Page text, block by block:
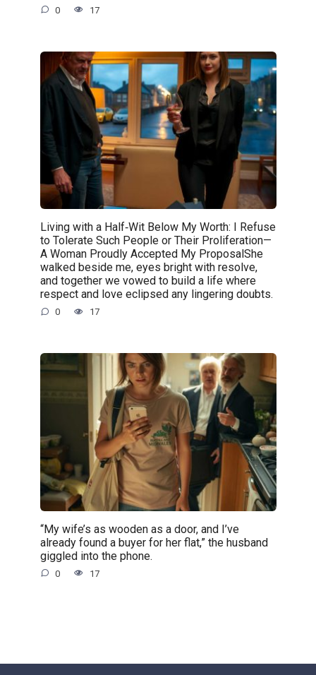
0 17
Living with a Half‑Wit Below My Worth: I Refuse
to Tolerate Such People or Their Proliferation—
A Woman Proudly Accepted My ProposalShe
walked beside me, eyes bright with resolve,
and together we vowed to build a life where
respect and love eclipsed any lingering doubts.
0 17
“My wife’s as wooden as a door, and I’ve
already found a buyer for her flat,” the husband
giggled into the phone.
0 17